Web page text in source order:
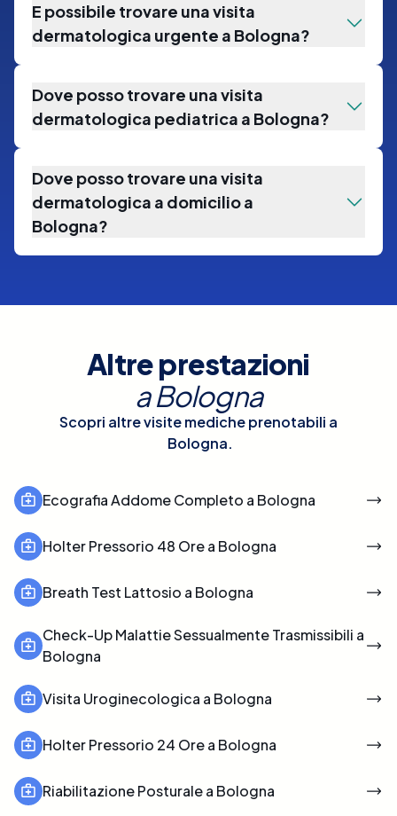
E possibile trovare una visita
dermatologica urgente a Bologna?
Dove posso trovare una visita
dermatologica pediatrica a Bologna?
Dove posso trovare una visita
dermatologica a domicilio a
Bologna?
Altre prestazioni
aBologna
Scopri altre visite mediche prenotabili a
Bologna.
Ecografia Addome Completo a Bologna
Holter Pressorio 48 Ore a Bologna
Breath Test Lattosio a Bologna
Check-Up Malattie Sessualmente Trasmissibili a
Bologna
Visita Uroginecologica a Bologna
Holter Pressorio 24 Ore a Bologna
Riabilitazione Posturale a Bologna